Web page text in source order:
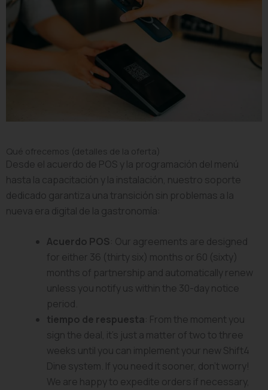
Qué ofrecemos (detalles de la oferta)
Desde el acuerdo de POS y la programación del menú
hasta la capacitación y la instalación, nuestro soporte
dedicado garantiza una transición sin problemas a la
nueva era digital de la gastronomía:
Acuerdo POS: Our agreements are designed
for either 36 (thirty six) months or 60 (sixty)
months of partnership and automatically renew
unless you notify us within the 30-day notice
period.
tiempo de respuesta: From the moment you
sign the deal, it’s just a matter of two to three
weeks until you can implement your new Shift4
Dine system. If you need it sooner, don’t worry!
We are happy to expedite orders if necessary,